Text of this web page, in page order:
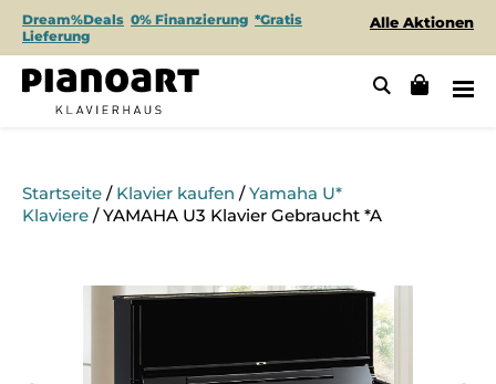
Dream%Deals 0% Finanzierung *Gratis
Lieferung
Alle Aktionen
Startseite / Klavier kaufen /Yamaha U*
Klaviere / YAMAHA U3 Klavier Gebraucht *A